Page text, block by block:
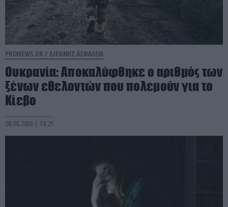
PRONEWS.GR / ΔΙΕΘΝΗΣ ΑΣΦΑΛΕΙΑ
Ουκρανία: Αποκαλύφθηκε ο αριθμός των
ξένων εθελοντών που πολεμούν για το
Κίεβο
06.08.2026 | 14:25